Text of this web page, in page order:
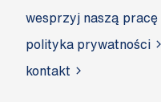
wesprzyj naszą pracę
polityka prywatności
kontakt